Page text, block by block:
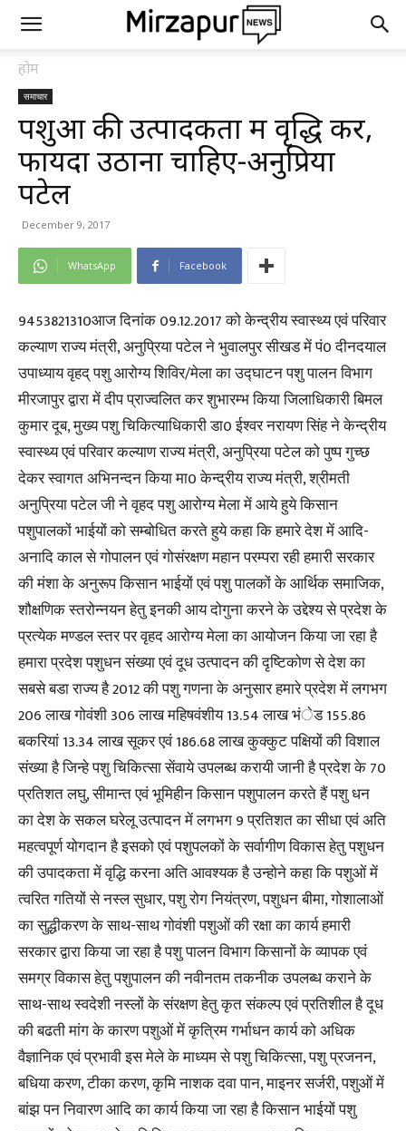
होम
समाचार
पशुओं की उत्पादकता में वृद्धि कर,
फायदा उठाना चाहिए-अनुप्रिया
पटेल
December 9, 2017
WhatsApp Facebook
9453821310आज दिनांक 09.12.2017 को केन्द्रीय स्वास्थ्य एवं परिवार
कल्याण राज्य मंत्री, अनुप्रिया पटेल ने भुवालपुर सीखड में पं0 दीनदयाल
उपाध्याय वृहद् पशु आरोग्य शिविर/मेला का उद्घाटन पशु पालन विभाग
मीरजापुर द्वारा में दीप प्राज्वलित कर शुभारम्भ किया जिलाधिकारी बिमल
कुमार दूब, मुख्य पशु चिकित्याधिकारी डा0 ईश्वर नरायण सिंह ने केन्द्रीय
स्वास्थ्य एवं परिवार कल्याण राज्य मंत्री, अनुप्रिया पटेल को पुष्प गुच्छ
देकर स्वागत अभिनन्दन किया मा0 केन्द्रीय राज्य मंत्री, श्रीमती
अनुप्रिया पटेल जी ने वृहद पशु आरोग्य मेला में आये हुये किसान
पशुपालकों भाईयों को सम्बोधित करते हुये कहा कि हमारे देश में आदि-
अनादि काल से गोपालन एवं गोसंरक्षण महान परम्परा रही हमारी सरकार
की मंशा के अनुरूप किसान भाईयों एवं पशु पालकों के आर्थिक समाजिक,
शौक्षणिक स्तरोन्नयन हेतु इनकी आय दोगुना करने के उद्देश्य से प्रदेश के
प्रत्येक मण्डल स्तर पर वृहद आरोग्य मेला का आयोजन किया जा रहा है
हमारा प्रदेश पशुधन संख्या एवं दूध उत्पादन की दृष्टिकोण से देश का
सबसे बडा राज्य है 2012 की पशु गणना के अनुसार हमारे प्रदेश में लगभग
206 लाख गोवंशी 306 लाख महिषवंशीय 13.54 लाख भंेड 155.86
बकरियां 13.34 लाख सूकर एवं 186.68 लाख कुक्कुट पक्षियों की विशाल
संख्या है जिन्हे पशु चिकित्सा सेंवाये उपलब्ध करायी जानी है प्रदेश के 70
प्रतिशत लघु, सीमान्त एवं भूमिहीन किसान पशुपालन करते हैं पशु धन
का देश के सकल घरेलू उत्पादन में लगभग 9 प्रतिशत का सीधा एवं अति
महत्वपूर्ण योगदान है इसको एवं पशुपलकों के सर्वागीण विकास हेतु पशुधन
की उपादकता में वृद्धि करना अति आवश्यक है उन्होने कहा कि पशुओं में
त्वरित गतियों से नस्ल सुधार, पशु रोग नियंत्रण, पशुधन बीमा, गोशालाओं
का सुद्धीकरण के साथ-साथ गोवंशी पशुओं की रक्षा का कार्य हमारी
सरकार द्वारा किया जा रहा है पशु पालन विभाग किसानों के व्यापक एवं
समग्र विकास हेतु पशुपालन की नवीनतम तकनीक उपलब्ध कराने के
साथ-साथ स्वदेशी नस्लों के संरक्षण हेतु कृत संकल्प एवं प्रतिशील है दूध
की बढती मांग के कारण पशुओं में कृत्रिम गर्भाधन कार्य को अधिक
वैज्ञानिक एवं प्रभावी इस मेले के माध्यम से पशु चिकित्सा, पशु प्रजनन,
बधिया करण, टीका करण, कृमि नाशक दवा पान, माइनर सर्जरी, पशुओं में
बांझ पन निवारण आदि का कार्य किया जा रहा है किसान भाईयों पशु